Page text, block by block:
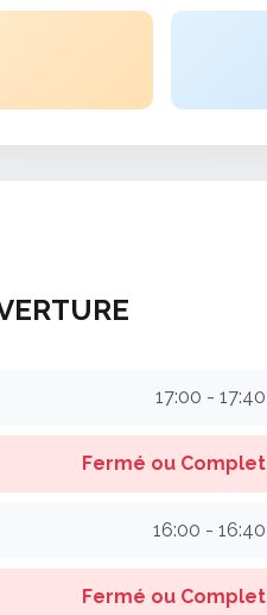
17:00 - 17:40
Fermé ou Complet
16:00 - 16:40
Fermé ou Complet